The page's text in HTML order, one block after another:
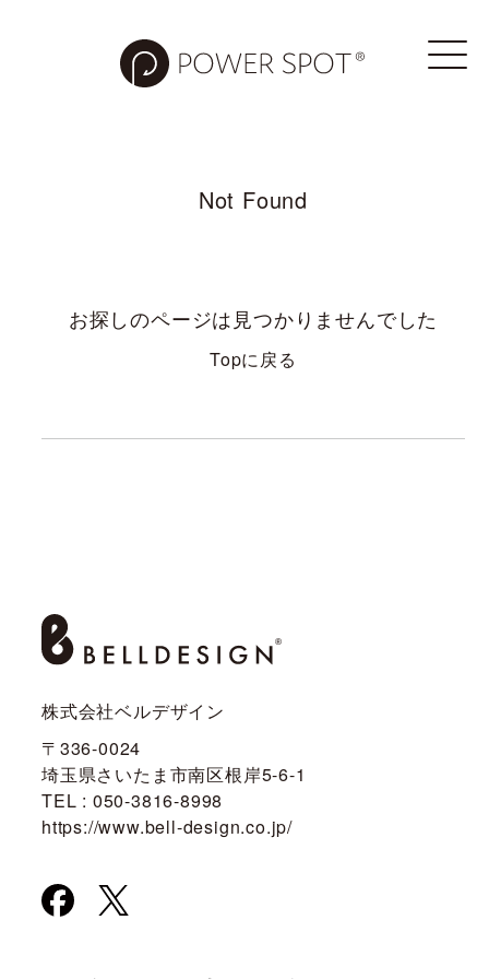
Not Found
お探しのページは見つかりませんでした
Topに戻る
株式会社ベルデザイン
〒336-0024
埼玉県さいたま市南区根岸5-6-1
TEL : 050-3816-8998
https://www.bell-design.co.jp/